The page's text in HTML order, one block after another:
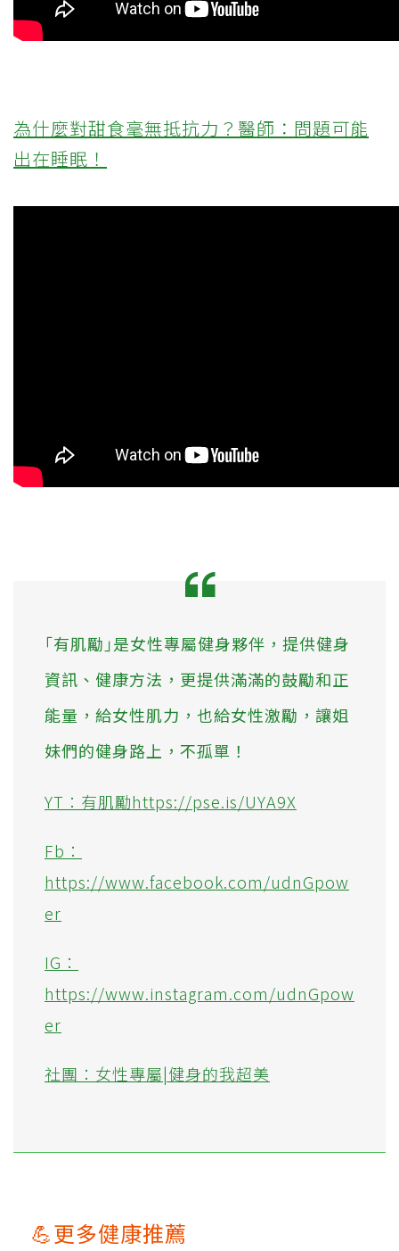
為什麼對甜食毫無抵抗力？醫師：問題可能
出在睡眠！
｢有肌勵｣是女性專屬健身夥伴，提供健身
資訊、健康方法，更提供滿滿的鼓勵和正
能量，給女性肌力，也給女性激勵，讓姐
妹們的健身路上，不孤單！
YT：有肌勵https://pse.is/UYA9X
Fb：
https://www.facebook.com/udnGpow
er
IG：
https://www.instagram.com/udnGpow
er
社團：女性專屬|健身的我超美
💪更多健康推薦